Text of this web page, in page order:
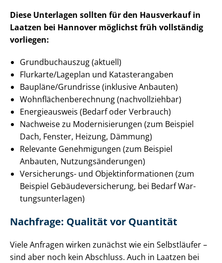
Diese Unterlagen sollten für den Hausverkauf in
Laatzen bei Hannover möglichst früh vollständig
vorliegen:
Grundbuchauszug (aktuell)
Flurkarte/Lageplan und Katasterangaben
Baupläne/Grundrisse (inklusive Anbauten)
Wohn­flä­chen­be­rech­nung (nachvollziehbar)
Energieausweis (Bedarf oder Verbrauch)
Nachweise zu Mo­der­ni­sie­run­gen (zum Beispiel
Dach, Fenster, Heizung, Dämmung)
Relevante Genehmigungen (zum Beispiel
Anbauten, Nut­zungs­än­de­run­gen)
Versicherungs- und Ob­jekt­in­for­ma­tio­nen (zum
Beispiel Ge­bäu­de­ver­si­che­rung, bei Bedarf War­
tungs­un­ter­la­gen)
Nachfrage: Qualität vor Quantität
Viele Anfragen wirken zunächst wie ein Selbstläufer –
sind aber noch kein Abschluss. Auch in Laatzen bei